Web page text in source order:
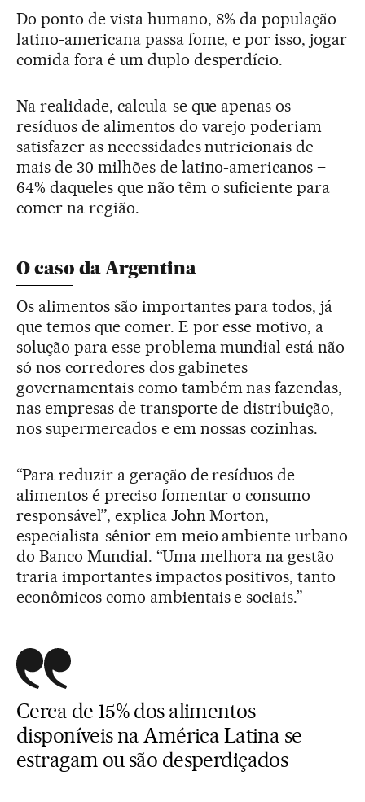
Do ponto de vista humano, 8% da população
latino-americana passa fome, e por isso, jogar
comida fora é um duplo desperdício.
Na realidade, calcula-se que apenas os
resíduos de alimentos do varejo poderiam
satisfazer as necessidades nutricionais de
mais de 30 milhões de latino-americanos –
64% daqueles que não têm o suficiente para
comer na região.
O caso da Argentina
Os alimentos são importantes para todos, já
que temos que comer. E por esse motivo, a
solução para esse problema mundial está não
só nos corredores dos gabinetes
governamentais como também nas fazendas,
nas empresas de transporte de distribuição,
nos supermercados e em nossas cozinhas.
“Para reduzir a geração de resíduos de
alimentos é preciso fomentar o consumo
responsável”, explica John Morton,
especialista-sênior em meio ambiente urbano
do Banco Mundial. “Uma melhora na gestão
traria importantes impactos positivos, tanto
econômicos como ambientais e sociais.”
Cerca de 15% dos alimentos
disponíveis na América Latina se
estragam ou são desperdiçados